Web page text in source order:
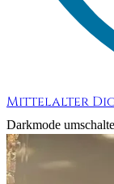
Mittelalter
Darkmode